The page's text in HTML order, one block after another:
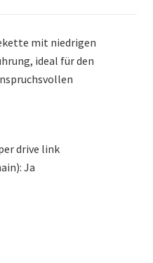
mit niedrigen
ideal für den
drive link
Ja